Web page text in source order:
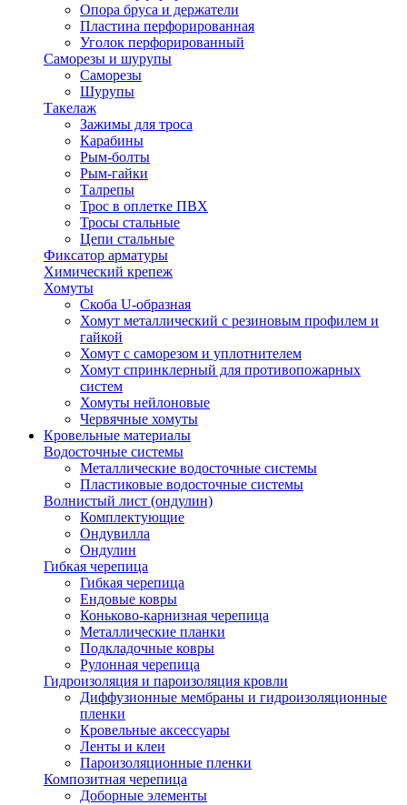
Опора бруса и держатели
Пластина перфорированная
Уголок перфорированный
Саморезы и шурупы
Саморезы
Шурупы
Такелаж
Зажимы для троса
Карабины
Рым-болты
Рым-гайки
Талрепы
Трос в оплетке ПВХ
Тросы стальные
Цепи стальные
Фиксатор арматуры
Химический крепеж
Хомуты
Скоба U-образная
Хомут металлический с резиновым профилем и
гайкой
Хомут с саморезом и уплотнителем
Хомут спринклерный для противопожарных
систем
Хомуты нейлоновые
Червячные хомуты
Кровельные материалы
Водосточные системы
Металлические водосточные системы
Пластиковые водосточные системы
Волнистый лист (ондулин)
Комплектующие
Ондувилла
Ондулин
Гибкая черепица
Гибкая черепица
Ендовые ковры
Коньково-карнизная черепица
Металлические планки
Подкладочные ковры
Рулонная черепица
Гидроизоляция и пароизоляция кровли
Диффузионные мембраны и гидроизоляционные
пленки
Кровельные аксессуары
Ленты и клеи
Пароизоляционные пленки
Композитная черепица
Доборные элементы